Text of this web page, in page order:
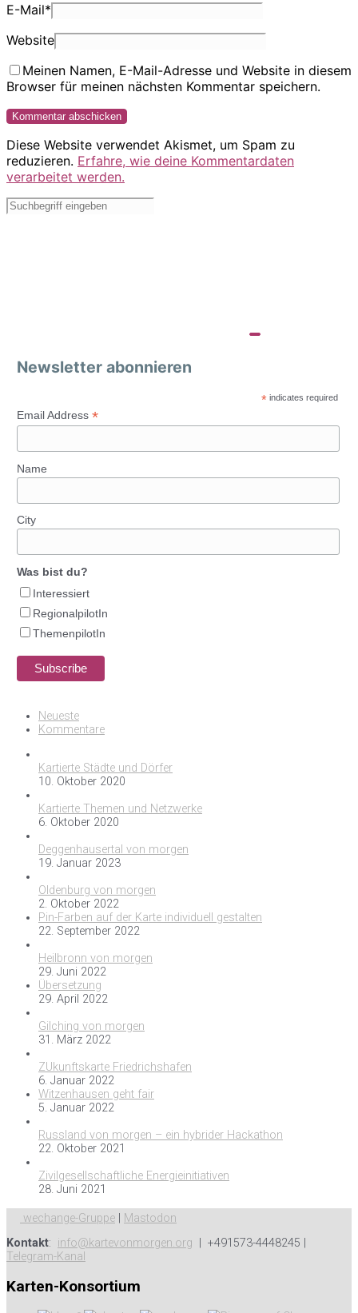
E-Mail*
Website
Meinen Namen, E-Mail-Adresse und Website in diesem
Browser für meinen nächsten Kommentar speichern.
Diese Website verwendet Akismet, um Spam zu
reduzieren. Erfahre, wie deine Kommentardaten
verarbeitet werden.
Newsletter abonnieren
* indicates required
Email Address *
Name
City
Was bist du?
Interessiert
RegionalpilotIn
ThemenpilotIn
Neueste
Kommentare
Kartierte Städte und Dörfer
10. Oktober 2020
Kartierte Themen und Netzwerke
6. Oktober 2020
Deggenhausertal von morgen
19. Januar 2023
Oldenburg von morgen
2. Oktober 2022
Pin-Farben auf der Karte individuell gestalten
22. September 2022
Heilbronn von morgen
29. Juni 2022
Übersetzung
29. April 2022
Gilching von morgen
31. März 2022
ZUkunftskarte Friedrichshafen
6. Januar 2022
Witzenhausen geht fair
5. Januar 2022
Russland von morgen – ein hybrider Hackathon
22. Oktober 2021
Zivilgesellschaftliche Energieinitiativen
28. Juni 2021
wechange-Gruppe
Mastodon
Kontakt: info@kartevonmorgen.org | +491573-4448245 |
Telegram-Kanal
Karten-Konsortium